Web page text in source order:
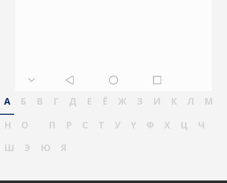
А Б В Г Д Е Ё Ж З И К Л
М
Н
О П Р С Т У Ү Ф Х Ц
Ч
Ш
Э Ю Я